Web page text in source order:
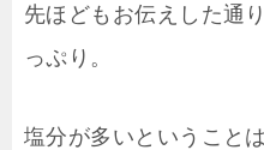
先ほどもお伝えした通
っぷり。
塩分が多いということ